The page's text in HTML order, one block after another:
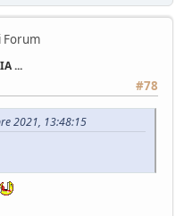
...
#78
2021, 13:48:15